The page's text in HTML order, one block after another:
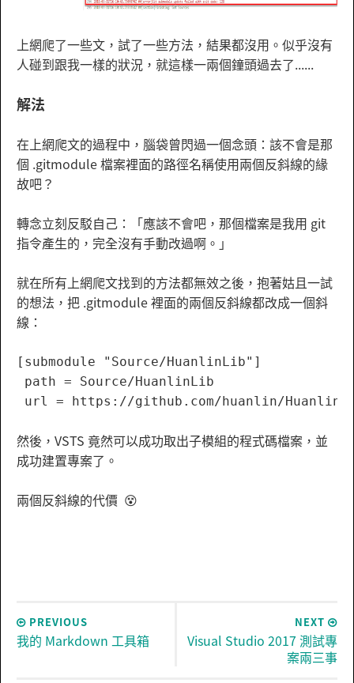
上網爬了一些文，試了一些方法，結果都沒用。似乎沒有
人碰到跟我一樣的狀況，就這樣一兩個鐘頭過去了......
解法
在上網爬文的過程中，腦袋曾閃過一個念頭：該不會是那
個 .gitmodule 檔案裡面的路徑名稱使用兩個反斜線的緣
故吧？
轉念立刻反駁自己：「應該不會吧，那個檔案是我用 git
指令產生的，完全沒有手動改過啊。」
就在所有上網爬文找到的方法都無效之後，抱著姑且一試
的想法，把 .gitmodule 裡面的兩個反斜線都改成一個斜
線：
[submodule "Source/HuanlinLib"]
path = Source/HuanlinLib
然後，VSTS 竟然可以成功取出子模組的程式碼檔案，並
成功建置專案了。
兩個反斜線的代價 😵
NEXT
Visual Studio 2017 測試專
案兩三事
PREVIOUS
我的 Markdown 工具箱